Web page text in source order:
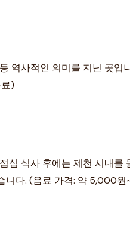
역사적인 의미를 지닌 곳입
)
식사 후에는 제천 시내를
니다. (음료 가격: 약 5,000